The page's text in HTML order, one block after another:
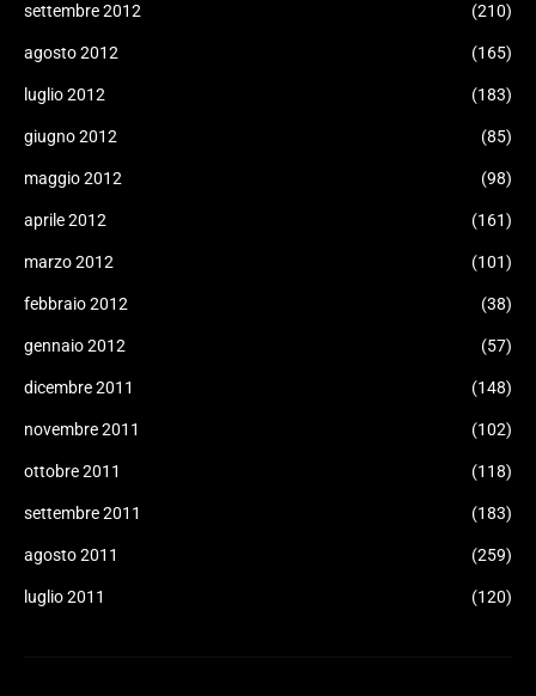
settembre 2012 (210)
agosto 2012 (165)
luglio 2012 (183)
giugno 2012 (85)
maggio 2012 (98)
aprile 2012 (161)
marzo 2012 (101)
febbraio 2012 (38)
gennaio 2012 (57)
dicembre 2011 (148)
novembre 2011 (102)
ottobre 2011 (118)
settembre 2011 (183)
agosto 2011 (259)
luglio 2011 (120)